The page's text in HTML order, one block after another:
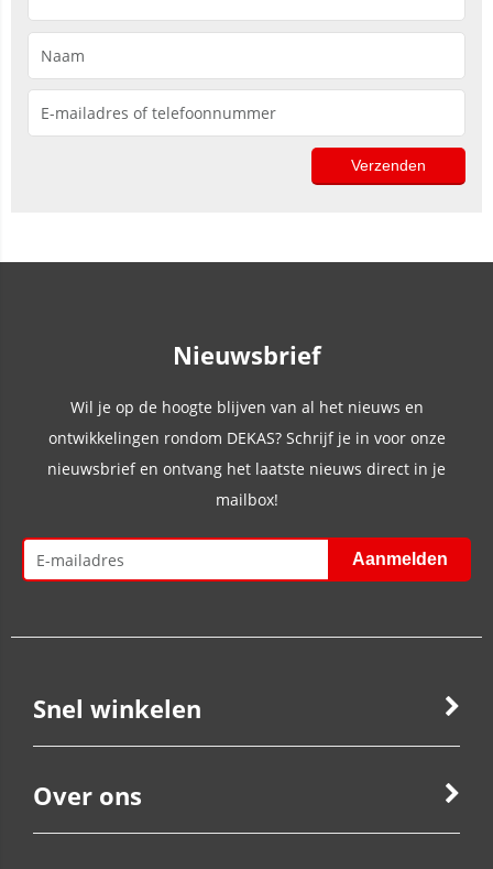
Nieuwsbrief
Wil je op de hoogte blijven van al het nieuws en
ontwikkelingen rondom DEKAS? Schrijf je in voor onze
nieuwsbrief en ontvang het laatste nieuws direct in je
mailbox!
Snel winkelen
Over ons